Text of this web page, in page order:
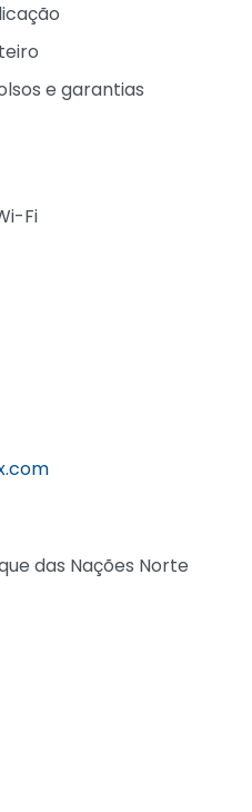
e garantias
Fi
das Nações Norte